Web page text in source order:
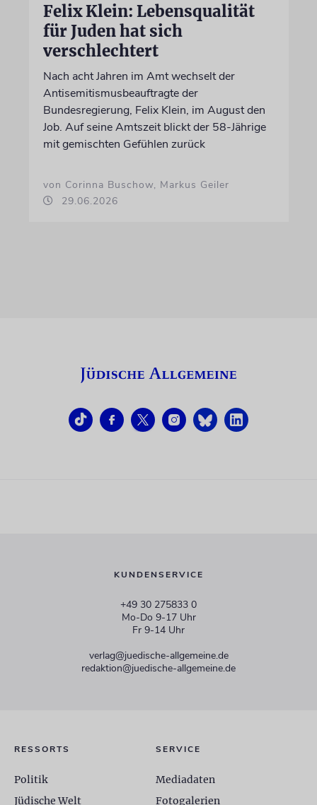
Felix Klein: Lebensqualität
für Juden hat sich
verschlechtert
Nach acht Jahren im Amt wechselt der
Antisemitismusbeauftragte der
Bundesregierung, Felix Klein, im August den
Job. Auf seine Amtszeit blickt der 58-Jährige
mit gemischten Gefühlen zurück
von Corinna Buschow, Markus Geiler
29.06.2026
KUNDENSERVICE
+49 30 275833 0
Mo-Do 9-17 Uhr
Fr 9-14 Uhr
verlag@juedische-allgemeine.de
redaktion@juedische-allgemeine.de
RESSORTS
Politik
Jüdische Welt
SERVICE
Mediadaten
Fotogalerien